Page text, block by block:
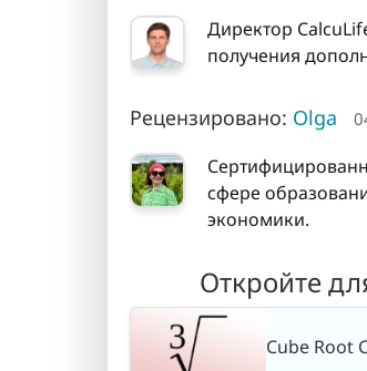
Директор
получения
Рецензировано: Olga
сфере
экономики.
Откройте
Cube Root